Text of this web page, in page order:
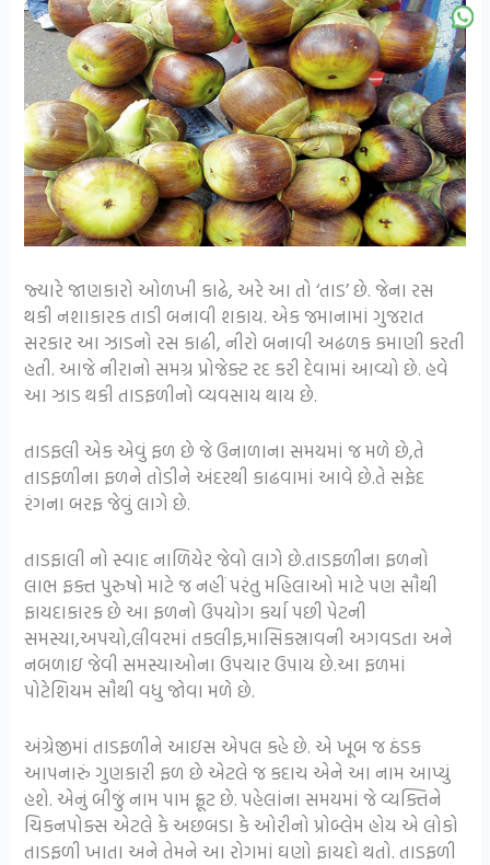
જ્યારે જાણકારો ઓળખી કાઢે, અરે આ તો ‘તાડ’ છે. જેના રસ
થકી નશાકારક તાડી બનાવી શકાય. એક જમાનામાં ગુજરાત
સરકાર આ ઝાડનો રસ કાઢી, નીરો બનાવી અઢળક કમાણી કરતી
હતી. આજે નીરાનો સમગ્ર પ્રોજેક્ટ રદ કરી દેવામાં આવ્યો છે. હવે
આ ઝાડ થકી તાડફળીનો વ્યવસાય થાય છે.
તાડફલી એક એવું ફળ છે જે ઉનાળાના સમયમાં જ મળે છે,તે
તાડફળીના ફળને તોડીને અંદરથી કાઢવામાં આવે છે.તે સફેદ
રંગના બરફ જેવું લાગે છે.
તાડફાલી નો સ્વાદ નાળિયેર જેવો લાગે છે.તાડફળીના ફળનો
લાભ ફક્ત પુરુષો માટે જ નહીં પરંતુ મહિલાઓ માટે પણ સૌથી
ફાયદાકારક છે આ ફળનો ઉપયોગ કર્યા પછી પેટની
સમસ્યા,અપચો,લીવરમાં તકલીફ,માસિકસ્રાવની અગવડતા અને
નબળાઇ જેવી સમસ્યાઓના ઉપચાર ઉપાય છે.આ ફળમાં
પોટેશિયમ સૌથી વધુ જોવા મળે છે.
અંગ્રેજીમાં તાડફળીને આઇસ એપલ કહે છે. એ ખૂબ જ ઠંડક
આપનારું ગુણકારી ફળ છે એટલે જ કદાચ એને આ નામ આપ્યું
હશે. એનું બીજું નામ પામ ફ્રૂટ છે. પહેલાંના સમયમાં જે વ્યક્તિને
ચિકનપોક્સ એટલે કે અછબડા કે ઓરીનો પ્રોબ્લેમ હોય એ લોકો
તાડફળી ખાતા અને તેમને આ રોગમાં ઘણો ફાયદો થતો. તાડફળી